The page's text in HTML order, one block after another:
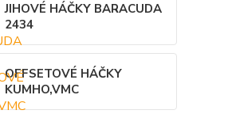
JIHOVÉ HÁČKY BARACUDA
2434
OFFSETOVÉ HÁČKY
KUMHO,VMC